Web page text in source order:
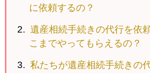
に依頼するの？
遺産相続手続きの代行を依
こまでやってもらえるの？
私たちが遺産相続手続きの